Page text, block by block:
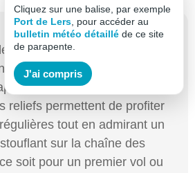
l’Ariège, le site du Risoul
de vol idéales pour la
Son orientation
reliefs permettent de profiter
tout en admirant un
sur la chaîne des
soit pour un premier vol ou
Cliquez sur une balise, par exemple
Port de Lers, pour accéder au
bulletin météo détaillé de ce site
de parapente.
J'ai compris